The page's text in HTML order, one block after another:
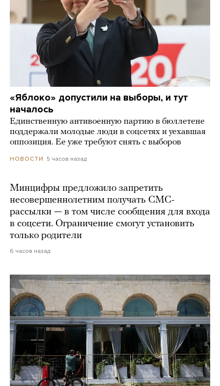
«Яблоко» допустили на выборы, и тут
началось
Единственную антивоенную партию в бюллетене
поддержали молодые люди в соцсетях и уехавшая
оппозиция. Ее уже требуют снять с выборов
НОВОСТИ 5 часов назад
Минцифры предложило запретить
несовершеннолетним получать СМС-
рассылки — в том числе сообщения для входа
в соцсети. Ограничение смогут установить
только родители
6 часов назад